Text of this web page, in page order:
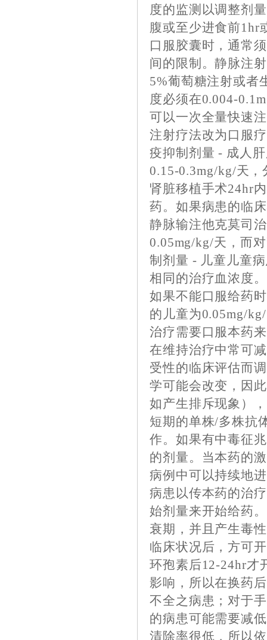
度的监测以调整剂
腹或至少进食前1hr
口服胶囊时，通常
间的限制。静脉注
5%葡萄糖注射或者
度必须在0.004-
可以一次全量快速
注射疗法改为口服
疫抑制剂量 - 成人
0.15-0.3mg/kg/天
肾脏移植手术24hr
药。如果病患的临
静脉输注他克莫司
0.05mg/kg/天，而
制剂量 - 儿童儿童
相同的治疗血浓度
如果不能口服给药
的儿童为0.05mg/
治疗需要口服本药
在维持治疗中常可
受性的临床评估而
学可能会改变，因
如产生排斥现象）
短期的单株/多株抗
作。如果有中毒征
的剂量。当本药的
病例中可以持续地
病患以传本药的治
始剂量来开始给药
衰期，并且产生毒
临床状况后，方可
环孢素后12-24hr才
影响，所以在换药
不全之病患；对于
的病患可能需要减
清除率很低，所以